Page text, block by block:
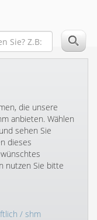
die unsere
anbieten. Wählen
sehen Sie
dieses
nutzen Sie bitte
/ shm